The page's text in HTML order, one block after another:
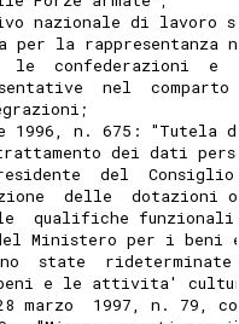
nazionale di lavoro
per la rappresentanza
le  confederazioni  e
nel
1996, n. 675: "Tutela
dei dati
del
delle  dotazioni
qualifiche
Ministero per i
state
beni e le attivita'
marzo  1997, n. 79,